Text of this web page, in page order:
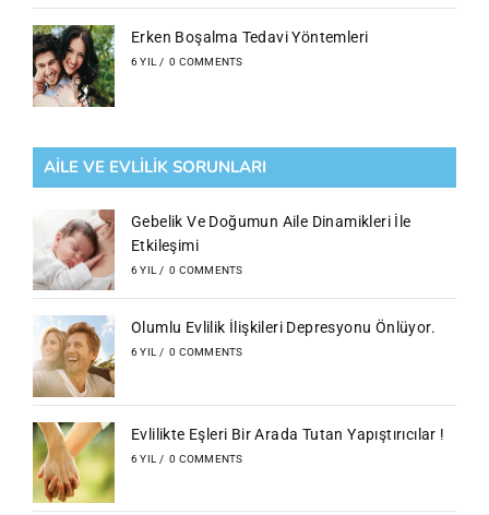
Erken Boşalma Tedavi Yöntemleri
6 YIL / 0 COMMENTS
AILE VE EVLILIK SORUNLARI
Gebelik Ve Doğumun Aile Dinamikleri İle
Etkileşimi
6 YIL / 0 COMMENTS
Olumlu Evlilik İlişkileri Depresyonu Önlüyor.
6 YIL / 0 COMMENTS
Evlilikte Eşleri Bir Arada Tutan Yapıştırıcılar !
6 YIL / 0 COMMENTS